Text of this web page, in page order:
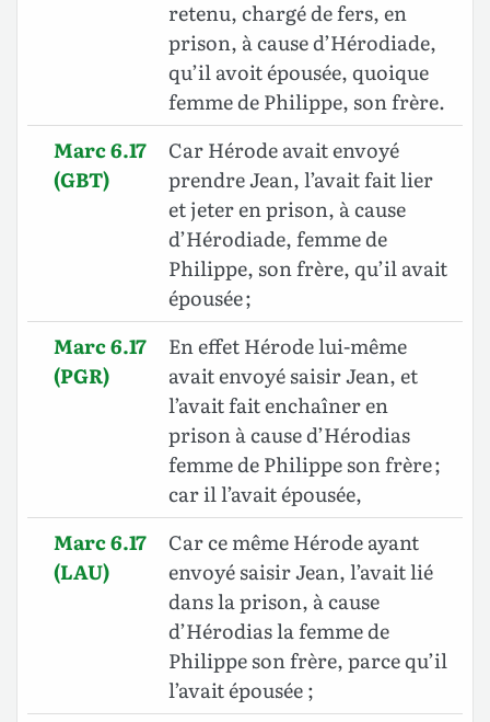
retenu, chargé de fers, en
prison, à cause d’Hérodiade,
qu’il avoit épousée, quoique
femme de Philippe, son frère.
Marc 6.17
(GBT)
Car Hérode avait envoyé
prendre Jean, l’avait fait lier
et jeter en prison, à cause
d’Hérodiade, femme de
Philippe, son frère, qu’il avait
épousée ;
Marc 6.17
(PGR)
En effet Hérode lui-même
avait envoyé saisir Jean, et
l’avait fait enchaîner en
prison à cause d’Hérodias
femme de Philippe son frère ;
car il l’avait épousée,
Marc 6.17
(LAU)
Car ce même Hérode ayant
envoyé saisir Jean, l’avait lié
dans la prison, à cause
d’Hérodias la femme de
Philippe son frère, parce qu’il
l’avait épousée ;